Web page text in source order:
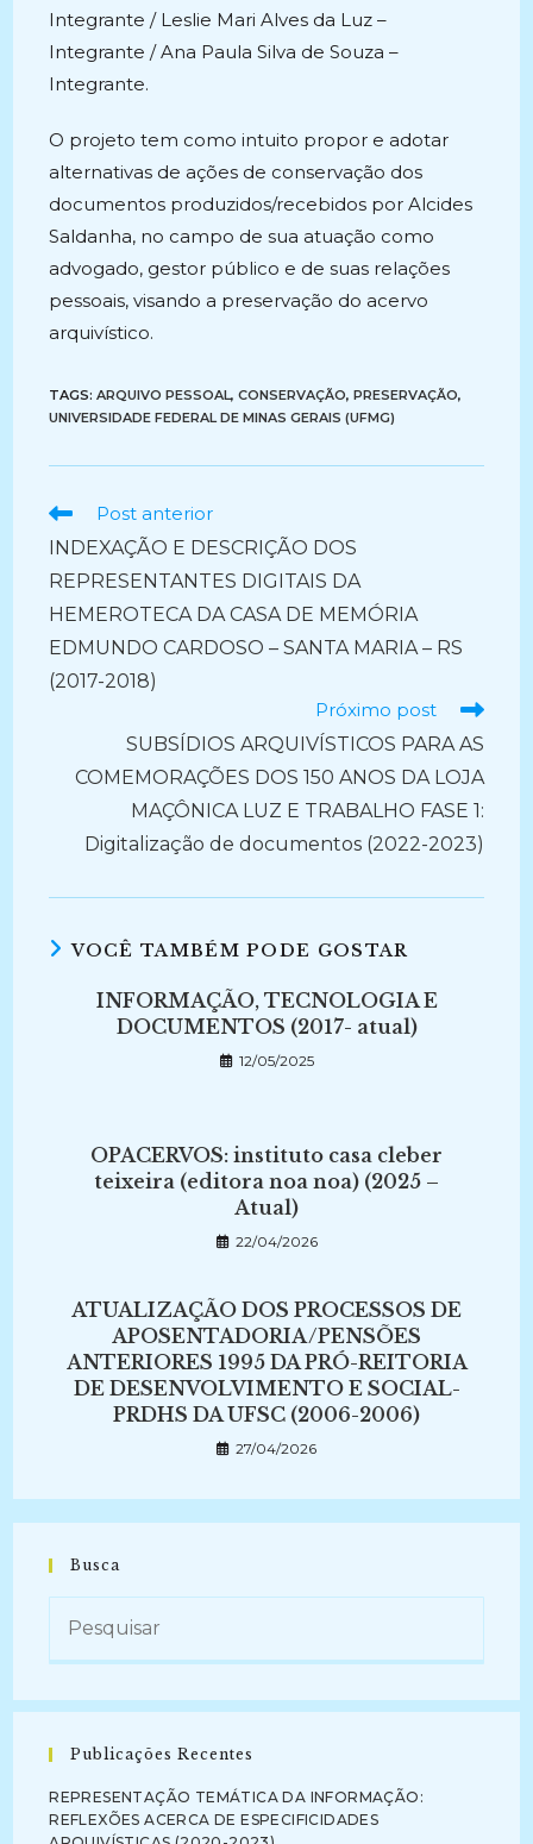
Integrante / Leslie Mari Alves da Luz –
Integrante / Ana Paula Silva de Souza –
Integrante.
O projeto tem como intuito propor e adotar
alternativas de ações de conservação dos
documentos produzidos/recebidos por Alcides
Saldanha, no campo de sua atuação como
advogado, gestor público e de suas relações
pessoais, visando a preservação do acervo
arquivístico.
TAGS:ARQUIVO PESSOAL, CONSERVAÇÃO, PRESERVAÇÃO,
UNIVERSIDADE FEDERAL DE MINAS GERAIS (UFMG)
Ler
artigos
Post anterior
INDEXAÇÃO E DESCRIÇÃO DOS
REPRESENTANTES DIGITAIS DA
HEMEROTECA DA CASA DE MEMÓRIA
EDMUNDO CARDOSO – SANTA MARIA – RS
(2017-2018)
Próximo post
SUBSÍDIOS ARQUIVÍSTICOS PARA AS
COMEMORAÇÕES DOS 150 ANOS DA LOJA
MAÇÔNICA LUZ E TRABALHO FASE 1:
Digitalização de documentos (2022-2023)
VOCÊ TAMBÉM PODE GOSTAR
INFORMAÇÃO, TECNOLOGIA E
DOCUMENTOS (2017- atual)
12/05/2025
OPACERVOS: instituto casa cleber
teixeira (editora noa noa) (2025 –
Atual)
22/04/2026
ATUALIZAÇÃO DOS PROCESSOS DE
APOSENTADORIA/PENSÕES
ANTERIORES 1995 DA PRÓ-REITORIA
DE DESENVOLVIMENTO E SOCIAL-
PRDHS DA UFSC (2006-2006)
27/04/2026
Busca
Publicações Recentes
REPRESENTAÇÃO TEMÁTICA DA INFORMAÇÃO:
REFLEXÕES ACERCA DE ESPECIFICIDADES